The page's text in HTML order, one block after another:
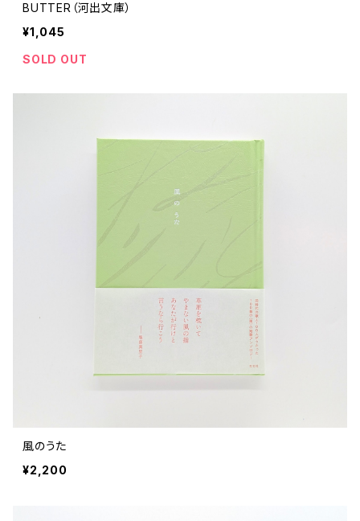
BUTTER（河出文庫）
¥1,045
SOLD OUT
風のうた
¥2,200